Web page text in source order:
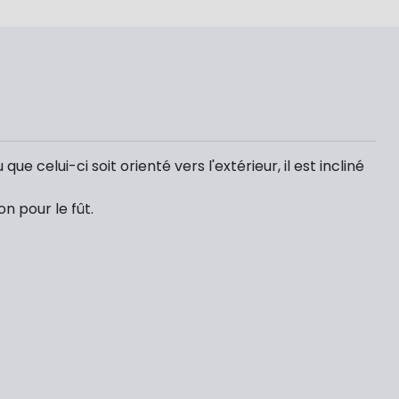
celui-ci soit orienté vers l'extérieur, il est incliné
pour le fût.